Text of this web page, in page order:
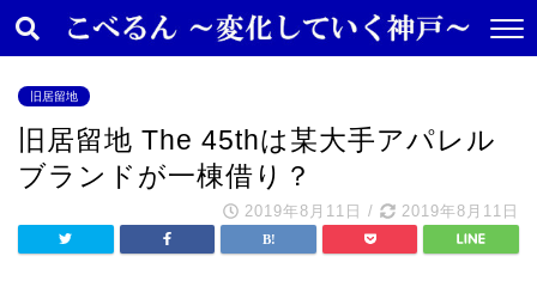
旧居留地
旧居留地 The 45thは某大手アパレル
ブランドが一棟借り？
2019年8月11日 / 2019年8月11日